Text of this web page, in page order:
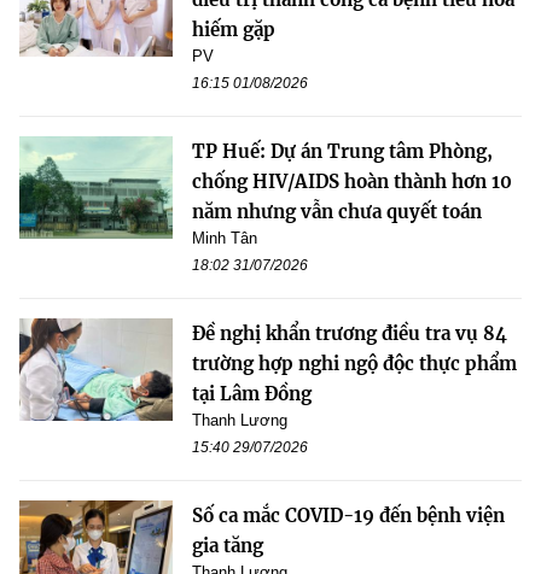
hiếm gặp
PV
16:15 01/08/2026
TP Huế: Dự án Trung tâm Phòng,
chống HIV/AIDS hoàn thành hơn 10
năm nhưng vẫn chưa quyết toán
Minh Tân
18:02 31/07/2026
Đề nghị khẩn trương điều tra vụ 84
trường hợp nghi ngộ độc thực phẩm
tại Lâm Đồng
Thanh Lương
15:40 29/07/2026
Số ca mắc COVID-19 đến bệnh viện
gia tăng